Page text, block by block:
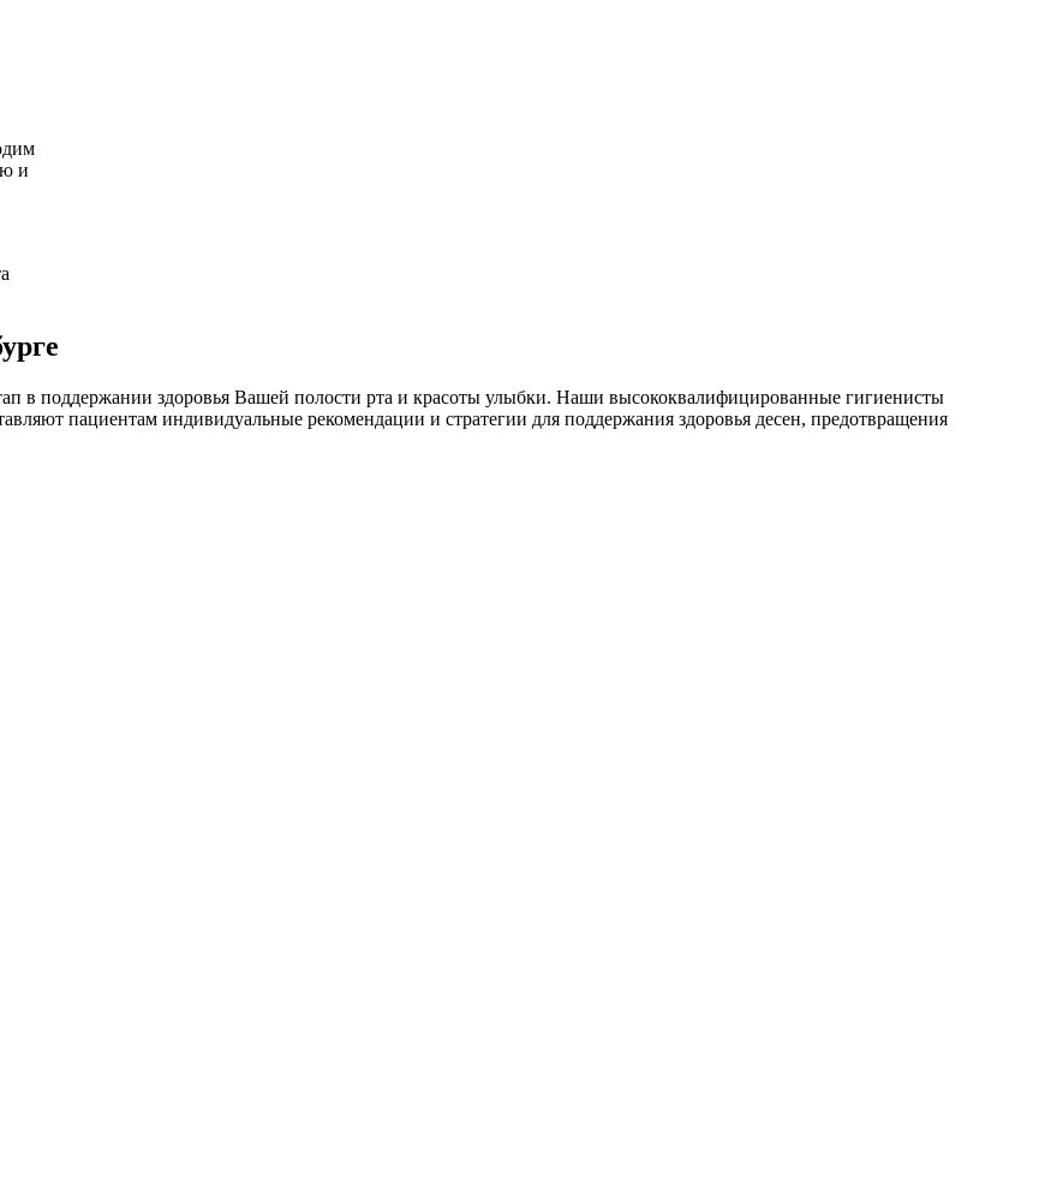
и
в поддержании здоровья Вашей полости рта и красоты улыбки. Наши высококвалифицированные гигиенисты
пациентам индивидуальные рекомендации и стратегии для поддержания здоровья десен, предотвращения